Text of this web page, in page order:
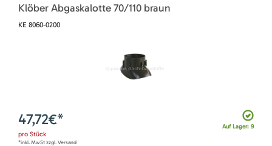
Klöber Abgaskalotte 70/110 braun
KE 8060-0200
Auf Lager: 9
47,72€*
pro Stück
*inkl. MwSt zzgl. Versand